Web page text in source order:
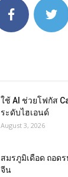
ใช้ AI ช่วยโฟกัส
ระดับไฮเอนด์
August 3, 2026
สมรภูมิเดือด ถอด
จีน